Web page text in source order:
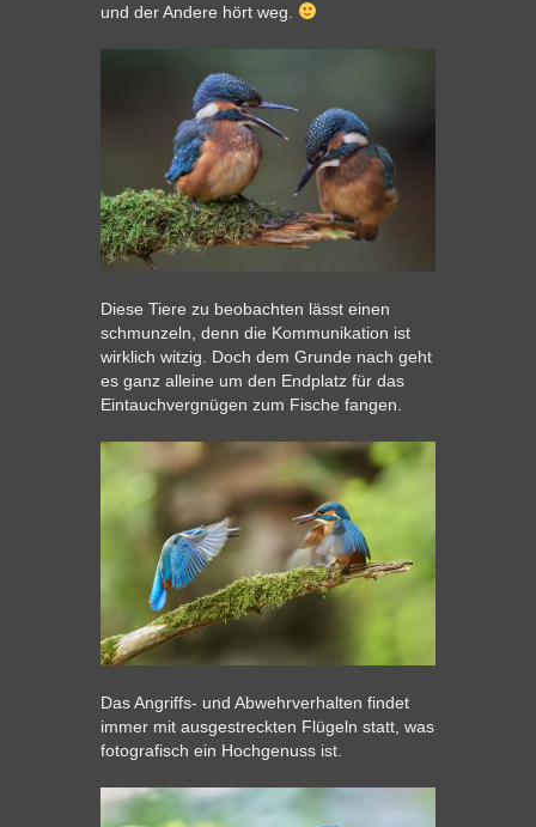
und der Andere hört weg.
Diese Tiere zu beobachten lässt einen
schmunzeln, denn die Kommunikation ist
wirklich witzig. Doch dem Grunde nach geht
es ganz alleine um den Endplatz für das
Eintauchvergnügen zum Fische fangen.
Das Angriffs- und Abwehrverhalten findet
immer mit ausgestreckten Flügeln statt, was
fotografisch ein Hochgenuss ist.